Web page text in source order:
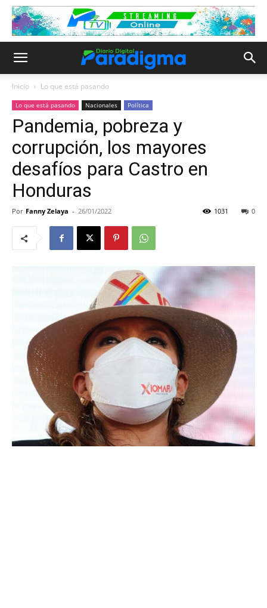
Inicio Lo que está pasando
Lo que está pasando Nacionales Política
Pandemia, pobreza y
corrupción, los mayores
desafíos para Castro en
Honduras
Por Fanny Zelaya - 26/01/2022 0
1031